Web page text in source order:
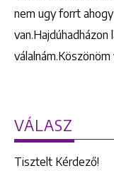
nem ugy forrt
válalnám.Köszönöm
VÁLASZ
Tisztelt Kérdező!